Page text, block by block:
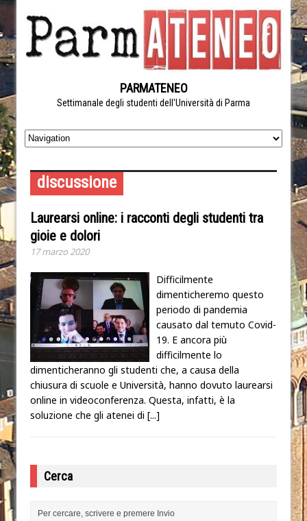
PARMATENEO
Settimanale degli studenti dell'Università di Parma
discussione
Laurearsi online: i racconti degli studenti tra
gioie e dolori
17 marzo 2020
Difficilmente
dimenticheremo questo
periodo di pandemia
causato dal temuto Covid-
19. E ancora più
difficilmente lo
dimenticheranno gli studenti che, a causa della
chiusura di scuole e Università, hanno dovuto laurearsi
online in videoconferenza. Questa, infatti, è la
soluzione che gli atenei di [...]
Cerca